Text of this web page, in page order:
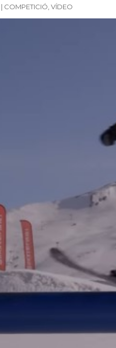
| COMPETICIÓ ,VÍDEO